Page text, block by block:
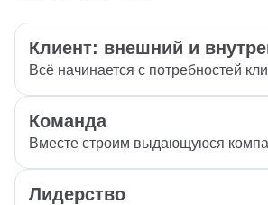
Клиент: внешний и
Всё начинается с потребностей
Команда
Вместе строим выдающуюся
Лидерство